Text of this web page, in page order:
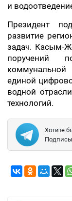
и
Президент
развитие
задач. Касым-
поручений
единой
водной
технологий.
Хотите